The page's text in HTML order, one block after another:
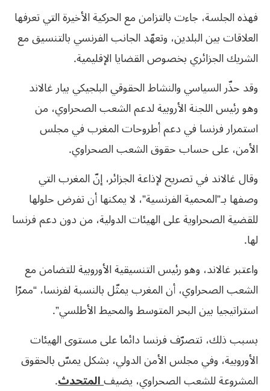
فهذه الجلسة، جاءت بالتزامن مع الحركية الأخيرة التي تعرفها
العلاقات بين البلدين، وتعهّد الجانب الفرنسي بالتنسيق مع
الشريك الجزائري بخصوص القضايا الإقليمية.
وقد حذّر السياسي والنشاط الحقوقي البلجيكي بيار غالاند
وهو رئيس اللجنة الأروبية لدعم الشعب الصحراوي، من
استمرار فرنسا في دعم أطروحات المغرب في مجلس
الأمن، على حساب حقوق الشعب الصحراوي.
وقال غالاند في تصريح لإذاعة الجزائر، إنّ المغرب التي
وصفها بـ”المحمية الفرنسية”، لا يمكنها أن تفرض حلولها
للقضية الصحراوية على الهيئات الدولية، من دون دعم فرنسا
لها.
واعتبر غالاند، وهو رئيس التنسيقية الأوروبية للتضامن مع
الشعب الصحراوي، أن المغرب يمثّل بالنسبة لفرنسا، “ممرّا
استراتيجيا بين البحر المتوسط ​​والمحيط الأطلسي”.
بسبب ذلك، تتصرّف فرنسا دائما على مستوى الهيئات
الأوروبية، وفي مجلس الأمن الدولي، بشكل يمسّ بالحقوق
المشروعة للشعب الصحراوي، يضيفالمتحدث.